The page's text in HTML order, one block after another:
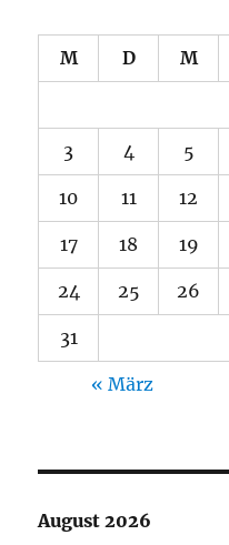
M D M
3 4 5
10 11 12
17 18 19
24 25 26
31
« März
August 2026